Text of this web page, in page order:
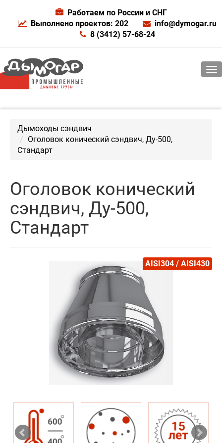
Работаем по России и СНГ
Выполнено проектов: 202
info@dymogar.ru
8 (3412) 57-68-24
Дымоходы сэндвич
Оголовок конический сэндвич, Ду-500,
Стандарт
Оголовок конический
сэндвич, Ду-500,
Стандарт
AISI304 / AISI430